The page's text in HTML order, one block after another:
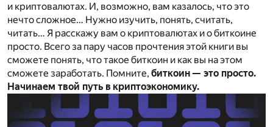
и криптовалютах. И, возможно, вам казалось, что это
нечто сложное… Нужно изучить, понять, считать,
читать… Я расскажу вам о криптовалютах и о биткоине
просто. Всего за пару часов прочтения этой книги вы
сможете понять, что такое биткоин и как вы на этом
сможете заработать. Помните, биткоин — это просто.
Начинаем твой путь в криптоэкономику.